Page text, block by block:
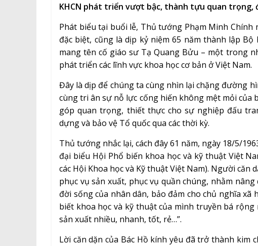
KHCN phát triển vượt bậc, thành tựu quan
Phát biểu tại buổi lễ, Thủ tướng Phạm Minh Chính
đặc biệt, cũng là dịp kỷ niệm 65 năm thành lập
mang tên cố giáo sư Tạ Quang Bửu – một trong
phát triển các lĩnh vực khoa học cơ bản ở Việt Nam.
Đây là dịp để chúng ta cùng nhìn lại chặng đường
cùng tri ân sự nỗ lực cống hiến không mệt mỏi của
góp quan trọng, thiết thực cho sự nghiệp đấu
dựng và bảo vệ Tổ quốc qua các thời kỳ.
Thủ tướng nhắc lại, cách đây 61 năm, ngày 18/5/
đại biểu Hội Phổ biến khoa học và kỹ thuật Việt
các Hội Khoa học và Kỹ thuật Việt Nam). Người
phục vụ sản xuất, phục vụ quần chúng, nhằm
đời sống của nhân dân, bảo đảm cho chủ nghĩa xã
biết khoa học và kỹ thuật của mình truyền bá
sản xuất nhiều, nhanh, tốt, rẻ…”.
Lời căn dặn của Bác Hồ kính yêu đã trở thành